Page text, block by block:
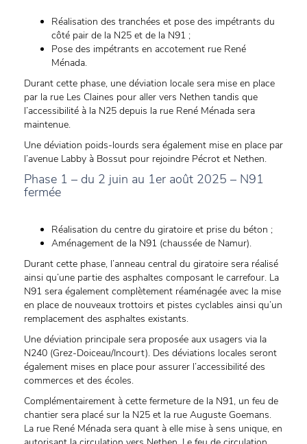
Réalisation des tranchées et pose des impétrants du
côté pair de la N25 et de la N91 ;
Pose des impétrants en accotement rue René
Ménada.
Durant cette phase, une déviation locale sera mise en place
par la rue Les Claines pour aller vers Nethen tandis que
l’accessibilité à la N25 depuis la rue René Ménada sera
maintenue.
Une déviation poids-lourds sera également mise en place par
l’avenue Labby à Bossut pour rejoindre Pécrot et Nethen.
Phase 1 – du 2 juin au 1er août 2025 – N91
fermée
Réalisation du centre du giratoire et prise du béton ;
Aménagement de la N91 (chaussée de Namur).
Durant cette phase, l’anneau central du giratoire sera réalisé
ainsi qu’une partie des asphaltes composant le carrefour. La
N91 sera également complètement réaménagée avec la mise
en place de nouveaux trottoirs et pistes cyclables ainsi qu’un
remplacement des asphaltes existants.
Une déviation principale sera proposée aux usagers via la
N240 (Grez-Doiceau/Incourt). Des déviations locales seront
également mises en place pour assurer l’accessibilité des
commerces et des écoles.
Complémentairement à cette fermeture de la N91, un feu de
chantier sera placé sur la N25 et la rue Auguste Goemans.
La rue René Ménada sera quant à elle mise à sens unique, en